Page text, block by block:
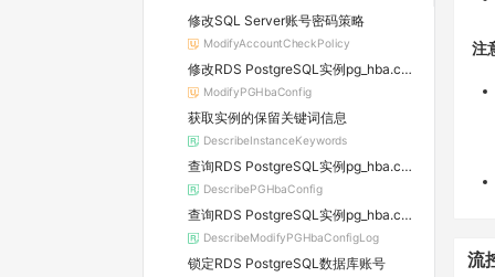
修改SQL Server账号密码策略
ModifyAccountCheckPolicy
修改RDS PostgreSQL实例pg_hba.conf文件配置
ModifyPGHbaConfig
获取实例的保留关键词信息
DescribeInstanceKeywords
查询RDS PostgreSQL实例pg_hba.conf文件配置
DescribePGHbaConfig
查询RDS PostgreSQL实例pg_hba.conf文件修改记录
DescribeModifyPGHbaConfigLog
锁定RDS PostgreSQL数据库账号
注
流